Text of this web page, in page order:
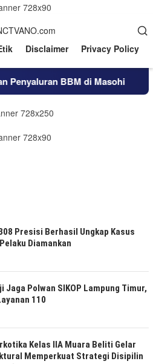
Disclaimer Privacy Policy
BBM di Masohi
Presisi Berhasil Ungkap Kasus
Diamankan
Jaga Polwan SIKOP Lampung Timur,
110
Kelas IIA Muara Beliti Gelar
Memperkuat Strategi Disipilin